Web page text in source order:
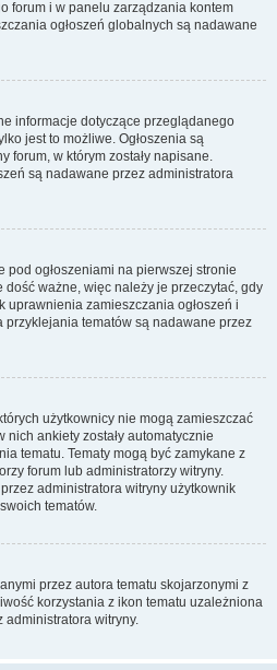
forum i w panelu zarządzania kontem
ogłoszeń globalnych są nadawane
informacje dotyczące przeglądanego
jest to możliwe. Ogłoszenia są
forum, w którym zostały napisane.
są nadawane przez administratora
pod ogłoszeniami na pierwszej stronie
ważne, więc należy je przeczytać, gdy
uprawnienia zamieszczania ogłoszeń i
przyklejania tematów są nadawane przez
użytkownicy nie mogą zamieszczać
ankiety zostały automatycznie
tematu. Tematy mogą być zamykane z
forum lub administratorzy witryny.
administratora witryny użytkownik
tematów.
przez autora tematu skojarzonymi z
korzystania z ikon tematu uzależniona
witryny.